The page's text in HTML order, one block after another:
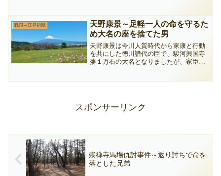
戦国～江戸初期
天野康景～足軽一人の命を守るた
め大名の座を捨てた男
天野康景は今川人質時代から家康と行動
を共にした徳川譜代の臣で、駿河興国寺
藩１万石の大名となりましたが、家臣の
スポンサーリンク
崇禅寺馬場仇討事件～返り討ちで命を
落とした兄弟